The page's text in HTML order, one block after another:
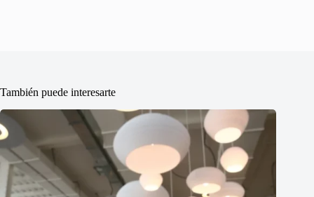
También puede interesarte